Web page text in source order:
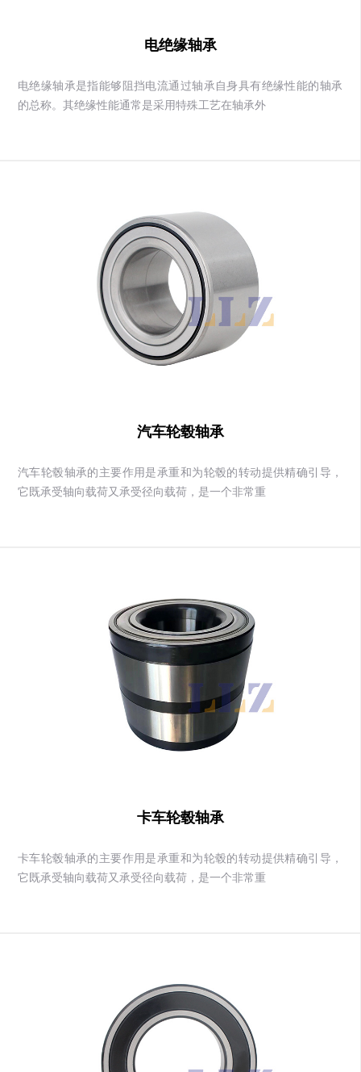
电绝缘轴承
电绝缘轴承是指能够阻挡电流通过轴承自身具有绝缘性能的轴承
的总称。其绝缘性能通常是采用特殊工艺在轴承外
汽车轮毂轴承
汽车轮毂轴承的主要作用是承重和为轮毂的转动提供精确引导，
它既承受轴向载荷又承受径向载荷，是一个非常重
卡车轮毂轴承
卡车轮毂轴承的主要作用是承重和为轮毂的转动提供精确引导，
它既承受轴向载荷又承受径向载荷，是一个非常重